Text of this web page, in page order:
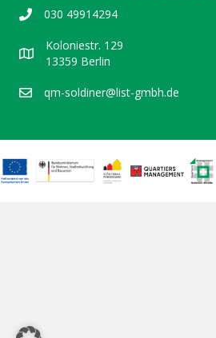
030 49914294
Koloniestr. 129
13359 Berlin
qm-soldiner@list-gmbh.de